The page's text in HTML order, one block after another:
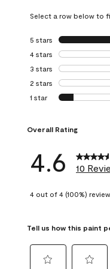
Select a row below to
5 stars stars
4 stars stars
3 stars stars
2 stars stars
1 star stars
Overall Rating
4.6 10
4 out of 4 (100%)
Tell us how this paint